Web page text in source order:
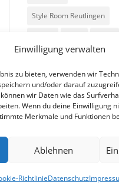
Einwilligung verwalten
zu bieten, verwenden wir
und/oder darauf
wir Daten wie das
Wenn du deine Einwilligung
Merkmale und Funktionen
Ablehnen
RichtlinieDatenschutz
Style Room Reutlingen
Trends
fain